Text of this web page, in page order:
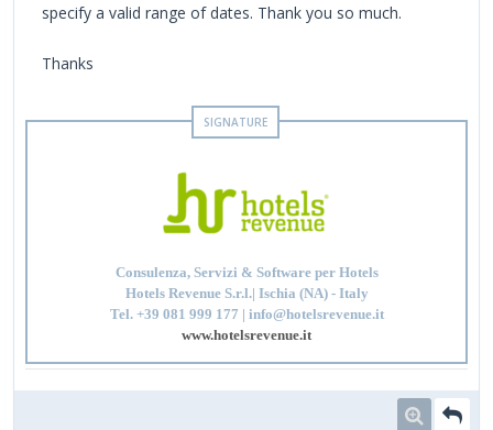
specify a valid range of dates. Thank you so much.
Thanks
Consulenza, Servizi & Software per Hotels
Hotels Revenue S.r.l.| Ischia (NA) - Italy
Tel. +39 081 999 177 | info@hotelsrevenue.it
www.hotelsrevenue.it